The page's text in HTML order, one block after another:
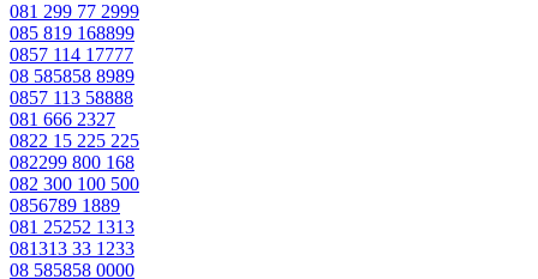
081 299 77 2999
085 819 168899
0857 114 17777
08 585858 8989
0857 113 58888
081 666 2327
0822 15 225 225
082299 800 168
082 300 100 500
0856789 1889
081 25252 1313
081313 33 1233
08 585858 0000